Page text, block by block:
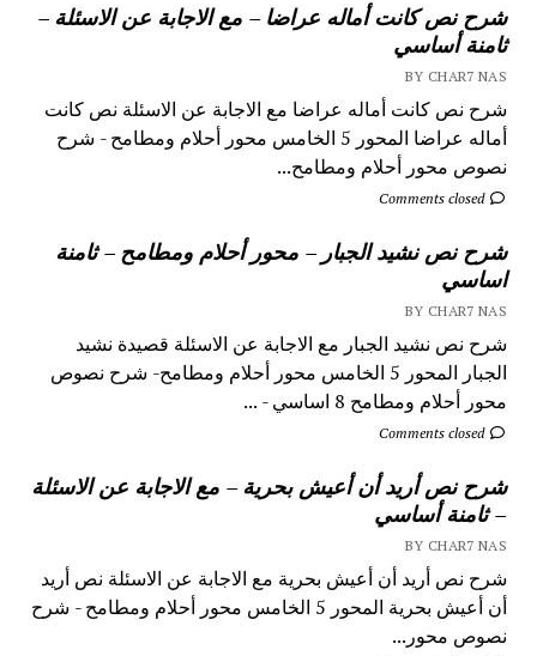
شرح نص كانت أماله عراضا – مع الاجابة عن الاسئلة –
ثامنة أساسي
BY CHAR7 NAS
شرح نص كانت أماله عراضا مع الاجابة عن الاسئلة نص كانت
أماله عراضا المحور 5 الخامس محور أحلام ومطامح - شرح
نصوص محور أحلام ومطامح...
Comments closed
شرح نص نشيد الجبار – محور أحلام ومطامح – ثامنة
اساسي
BY CHAR7 NAS
شرح نص نشيد الجبار مع الاجابة عن الاسئلة قصيدة نشيد
الجبار المحور 5 الخامس محور أحلام ومطامح- شرح نصوص
محور أحلام ومطامح 8 اساسي - ...
Comments closed
شرح نص أريد أن أعيش بحرية – مع الاجابة عن الاسئلة
– ثامنة أساسي
BY CHAR7 NAS
شرح نص أريد أن أعيش بحرية مع الاجابة عن الاسئلة نص أريد
أن أعيش بحرية المحور 5 الخامس محور أحلام ومطامح - شرح
نصوص محور...